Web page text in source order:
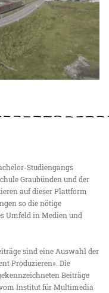
Studiengangs
Graubünden und der
auf dieser Plattform
so die nötige
Umfeld in Medien und
sind eine Auswahl der
Produzieren». Die
Beiträge
Institut für Multimedia